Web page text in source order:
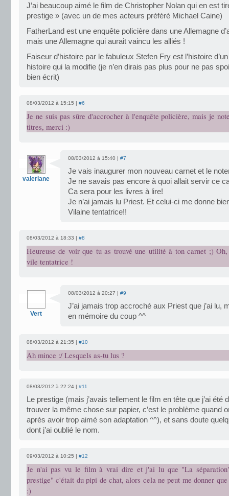
J’ai beaucoup aimé le film de Christopher Nolan qui en est
prestige » (avec un de mes acteurs préféré Michael Caine)
FatherLand est une enquête policière dans une Allemagne
mais une Allemagne qui aurait vaincu les alliés !
Faiseur d’histoire par le fabuleux Stefen Fry est l’histoire
histoire qui la modifie (je n’en dirais pas plus pour ne pas
bien écrit)
08/03/2012 à 15:15 | #6
Je ne suis pas sûre d'accrocher à l'enquête policière, mais je
titres, merci :)
valeriane
08/03/2012 à 15:40 | #7
Je vais inaugurer mon nouveau carnet et le
Je ne savais pas encore à quoi allait servir ce
Ca sera pour les livres à lire!
Je n’ai jamais lu Priest. Et celui-ci me donne
Vilaine tentatrice!!
08/03/2012 à 18:33 | #8
Heureuse de voir que tu as trouvé une utilité à ton carnet ;)
vile tentatrice !
Vert
08/03/2012 à 20:27 | #9
J’ai jamais trop accroché aux Priest que j’ai lu,
en mémoire du coup ^^
08/03/2012 à 21:35 | #10
Ah mince :/ Lesquels as-tu lus ?
08/03/2012 à 22:24 | #11
Le prestige (mais j’avais tellement le film en tête que j’ai été
trouver la même chose sur papier, c’est le problème quand
après avoir trop aimé son adaptation ^^), et sans doute
dont j’ai oublié le nom.
09/03/2012 à 10:25 | #12
Je n'ai pas vu le film à vrai dire et j'ai lu que "La
prestige" c'était du pipi de chat, alors cela ne peut me donner
:)